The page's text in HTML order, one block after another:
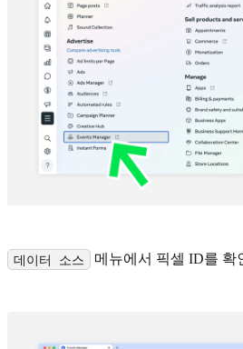
데이터 소스 메뉴에서 픽셀 ID를 확